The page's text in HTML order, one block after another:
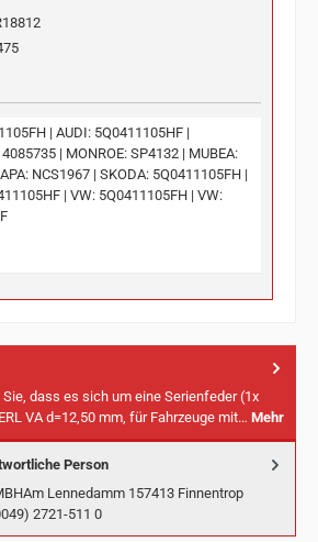
| AUDI: 5Q0411105HF |
4085735 | MONROE: SP4132 | MUBEA:
NCS1967 | SKODA: 5Q0411105FH |
| VW: 5Q0411105FH | VW:
dass es sich um eine Serienfeder (1x
VA d=12,50 mm, für Fahrzeuge mit… Mehr
Person
Lennedamm 157413 Finnentrop
2721-511 0